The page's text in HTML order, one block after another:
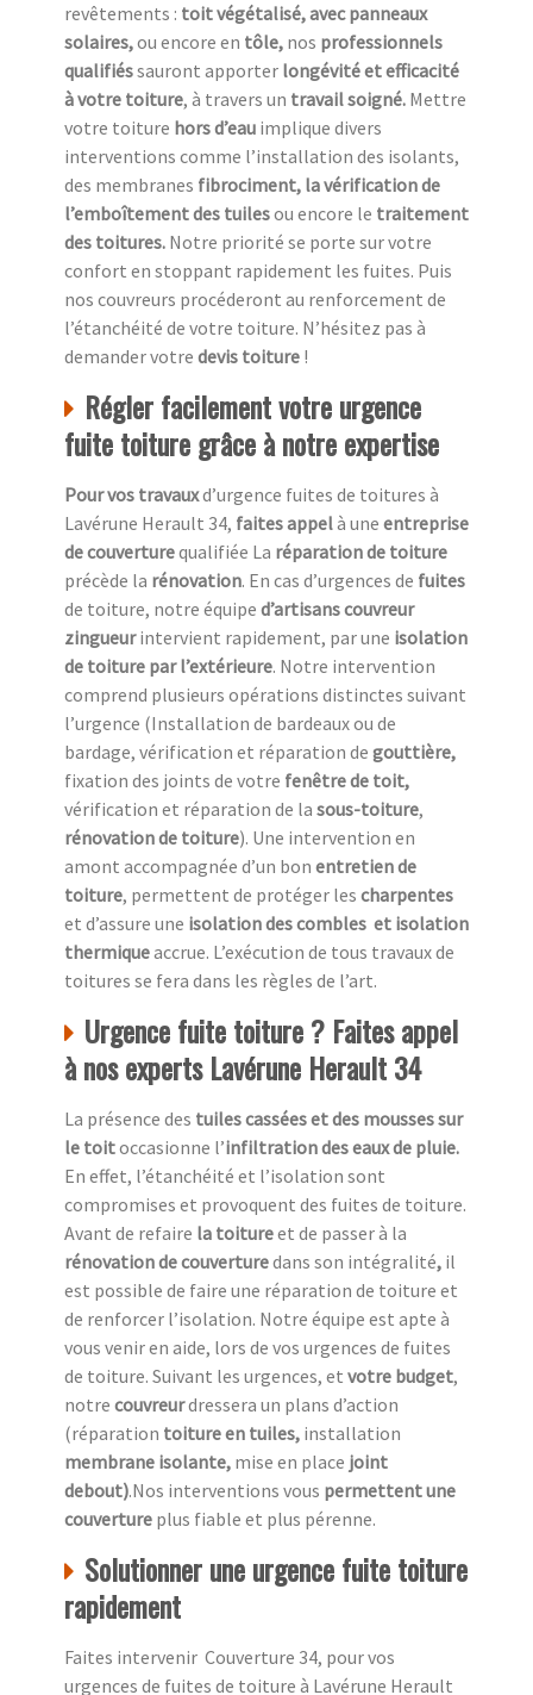
revêtements : toit végétalisé, avec panneaux
solaires,ou encore en tôle, nos professionnels
qualifiéssauront apporter longévité et efficacité
à votre toiture, à travers un travail soigné. Mettre
votre toiture hors d’eau implique divers
interventions comme l’installation des isolants,
des membranes fibrociment, la vérification de
l’emboîtement des tuilesou encore le traitement
des toitures. Notre priorité se porte sur votre
confort en stoppant rapidement les fuites. Puis
nos couvreurs procéderont au renforcement de
l’étanchéité de votre toiture. N’hésitez pas à
demander votre devis toiture !
Régler facilement votre urgence
fuite toiture grâce à notre expertise
Pour vos travauxd’urgence fuites de toitures à
Lavérune Herault 34, faites appelà une entreprise
de couverturequalifiée La réparation de toiture
précède la rénovation. En cas d’urgences de fuites
de toiture, notre équipe d’artisans couvreur
zingueurintervient rapidement, par une isolation
de toiture par l’extérieure. Notre intervention
comprend plusieurs opérations distinctes suivant
l’urgence (Installation de bardeaux ou de
bardage, vérification et réparation de gouttière,
fixation des joints de votre fenêtre de toit,
vérification et réparation de la sous-toiture,
rénovation de toiture). Une intervention en
amont accompagnée d’un bon entretien de
toiture, permettent de protéger les charpentes
et d’assure une isolation des combles et isolation
thermiqueaccrue. L’exécution de tous travaux de
toitures se fera dans les règles de l’art.
Urgence fuite toiture ? Faites appel
à nos experts Lavérune Herault 34
La présence des tuiles cassées et des mousses sur
le toitoccasionne l’infiltration des eaux de pluie.
En effet, l’étanchéité et l’isolation sont
compromises et provoquent des fuites de toiture.
Avant de refaire la toitureet de passer à la
rénovation de couverturedans son intégralité, il
est possible de faire une réparation de toiture et
de renforcer l’isolation. Notre équipe est apte à
vous venir en aide, lors de vos urgences de fuites
de toiture. Suivant les urgences, et votre budget,
notre couvreurdressera un plans d’action
(réparation toiture en tuiles, installation
membrane isolante, mise en place joint
debout).Nos interventions vous permettent une
couverture plus fiable et plus pérenne.
Solutionner une urgence fuite toiture
rapidement
Faites intervenir Couverture 34, pour vos
urgences de fuites de toiture à Lavérune Herault